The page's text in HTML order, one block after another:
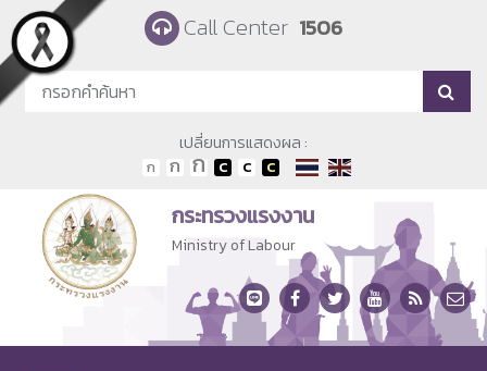
Skip to main content Call Center 1506
เปลี่ยนการแสดงผล :
กระทรวงแรงงาน
Ministry of Labour